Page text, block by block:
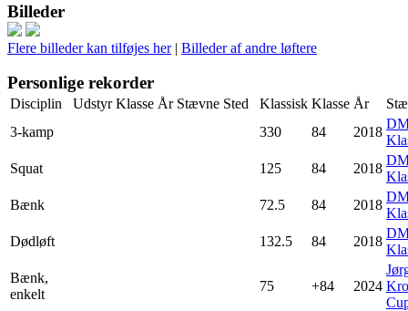
Billeder
Flere billeder kan tilføjes her| Billeder af andre løftere
Personlige rekorder
Disciplin Udstyr Klasse År Stævne Sted Klassisk Klasse År
3-kamp
330 84 2018
Squat
125 84 2018
Bænk
72.5 84 2018
Dødløft
132.5 84 2018
Bænk,
enkelt
75 +84 2024